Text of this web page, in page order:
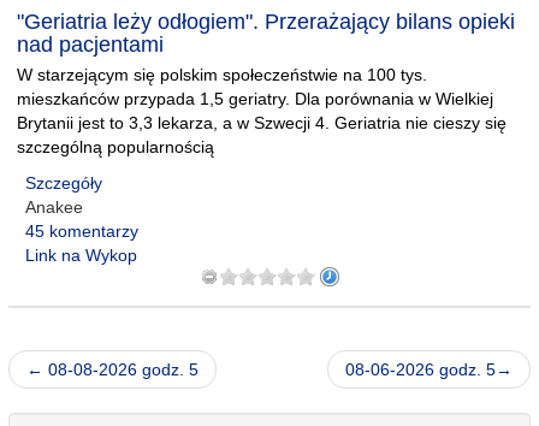
"Geriatria leży odłogiem". Przerażający bilans opieki
nad pacjentami
W starzejącym się polskim społeczeństwie na 100 tys.
mieszkańców przypada 1,5 geriatry. Dla porównania w Wielkiej
Brytanii jest to 3,3 lekarza, a w Szwecji 4. Geriatria nie cieszy się
szczególną popularnością
Szczegóły
Anakee
45 komentarzy
Link na Wykop
← 08-08-2026 godz. 5 08-06-2026 godz. 5→